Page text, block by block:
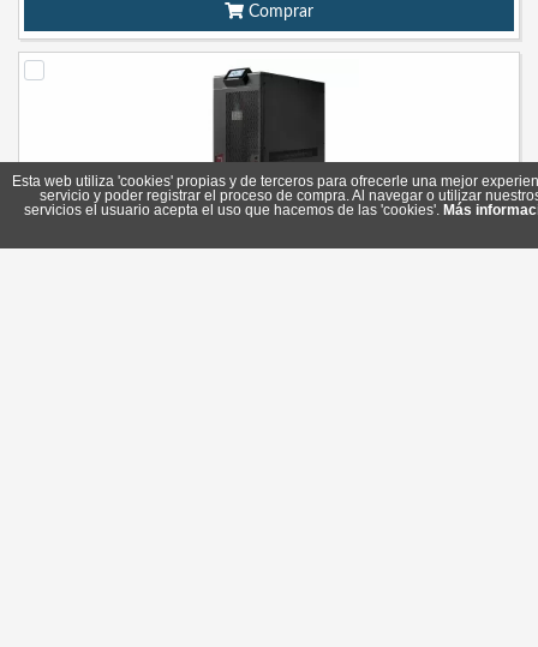
Comprar
Salicru SLC 30 Cube 4
Esta web utiliza 'cookies' propias y de terceros para ofrecerle una mejor
servicio y poder registrar el proceso de compra. Al navegar o utilizar
servicios el usuario acepta el uso que hacemos de las 'cookies'. Más